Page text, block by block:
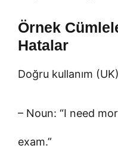
Örnek
Hatalar
Doğru kullanım
– Noun: “I need
exam.”